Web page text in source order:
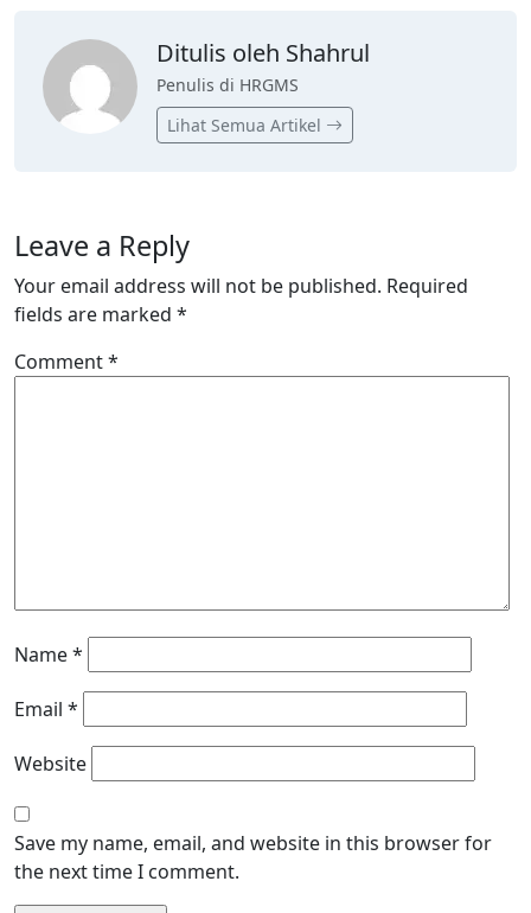
Ditulis oleh Shahrul
Penulis di HRGMS
Lihat Semua Artikel
Leave a Reply
Your email address will not be published. Required
fields are marked *
Comment*
Name*
Email *
Website
Save my name, email, and website in this browser for
the next time I comment.